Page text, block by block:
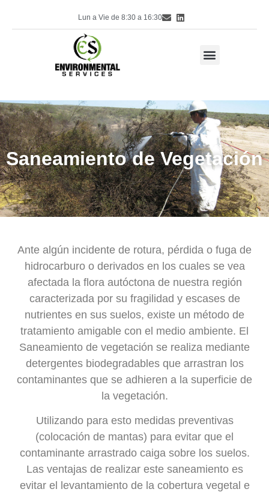
Lun a Vie de 8:30 a 16:30
Saneamiento de Vegetación
Ante algún incidente de rotura, pérdida o fuga de
hidrocarburo o derivados en los cuales se vea
afectada la flora autóctona de nuestra región
caracterizada por su fragilidad y escases de
nutrientes en sus suelos, existe un método de
tratamiento amigable con el medio ambiente. El
Saneamiento de vegetación se realiza mediante
detergentes biodegradables que arrastran los
contaminantes que se adhieren a la superficie de
la vegetación.
Utilizando para esto medidas preventivas
(colocación de mantas) para evitar que el
contaminante arrastrado caiga sobre los suelos.
Las ventajas de realizar este saneamiento es
evitar el levantamiento de la cobertura vegetal e